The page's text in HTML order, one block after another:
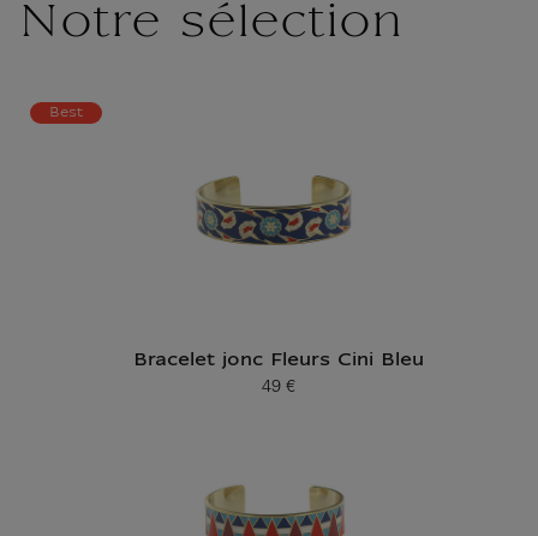
Notre sélection
Best
Bracelet jonc Fleurs Cini Bleu
Prix ​​actuel
49 €